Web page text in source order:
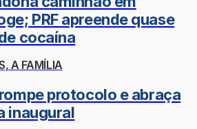
PRF apreende quase
cocaína
A FAMÍLIA
protocolo e abraça
inaugural